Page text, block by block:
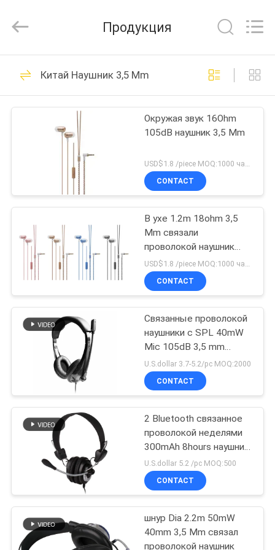
ДОМ
ПРОДУКТЫ
ПУТЕШЕСТВИЕ
ФАБРИКИ
ПРОВЕРКА
КАЧЕСТВА
СВЯЖИТЕСЬ
СПРОСИТЕ
ЦИТАТУ
КАРТА
САЙТА
PRIVACY
POLICY
Electronics
Co,ltd.
Reserved.
Связанные
проволокой
наушники
Bluetooth
23
Зашумите
отменять
наушники
Bluetooth
42
Стерео наушники
Bluetooth
43
Hifi наушники
Bluetooth
Продукция
Китай Наушник 3,5 Mm
Окружая звук 16Ohm
105dB наушник 3,5 Mm
USD$1.8 /piece MOQ:1000 частей в детали
CONTACT
В ухе 1.2m 18ohm 3,5
Mm связали
проволокой наушник
для микрофона
CONTACT
Связанные проволокой
наушники с SPL 40mW
Mic 105dB 3,5 mm
поднимают домкратом
U.S.dollar 3.7-5.2/pc MOQ:2000
CONTACT
2 Bluetooth связанное
проволокой неделями
300mAh 8hours наушник
3,5 Mm
U.S.dollar 5.2 /pc MOQ:500
CONTACT
шнур Dia 2.2m 50mW
40mm 3,5 Mm связал
проволокой наушник